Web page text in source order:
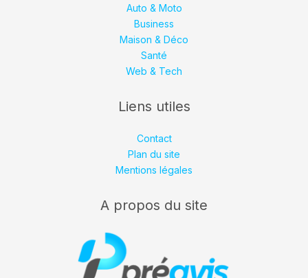
Auto & Moto
Business
Maison & Déco
Santé
Web & Tech
Liens utiles
Contact
Plan du site
Mentions légales
A propos du site